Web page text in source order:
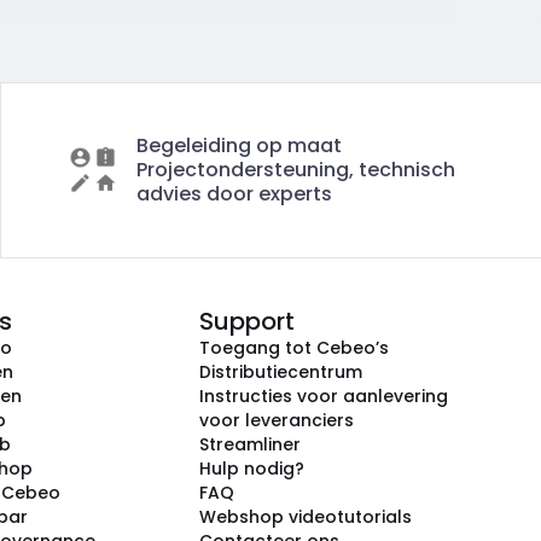
Begeleiding op maat
Projectondersteuning, technisch
advies door experts
Support
Toegang tot Cebeo’s
Distributiecentrum
Instructies voor aanlevering
voor leveranciers
Streamliner
Hulp nodig?
FAQ
Webshop videotutorials